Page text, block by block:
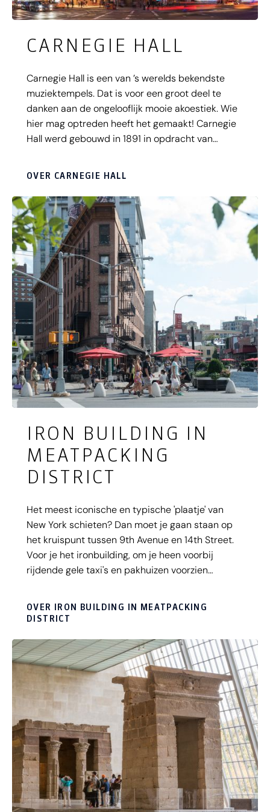
CARNEGIE HALL
Carnegie Hall is een van ’s werelds bekendste
muziektempels. Dat is voor een groot deel te
danken aan de ongelooflijk mooie akoestiek. Wie
hier mag optreden heeft het gemaakt! Carnegie
Hall werd gebouwd in 1891 in opdracht van
OVER CARNEGIE HALL
IRON BUILDING IN
MEATPACKING
DISTRICT
Het meest iconische en typische 'plaatje' van
New York schieten? Dan moet je gaan staan op
het kruispunt tussen 9th Avenue en 14th Street.
Voor je het ironbuilding, om je heen voorbij
rijdende gele taxi's en pakhuizen voorzien
en kun je in een prachtige omgeving even relaxen
OVER IRON BUILDING IN MEATPACKING
DISTRICT